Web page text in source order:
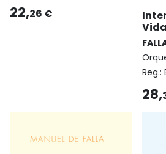
22,26 €
Reg.:
28,